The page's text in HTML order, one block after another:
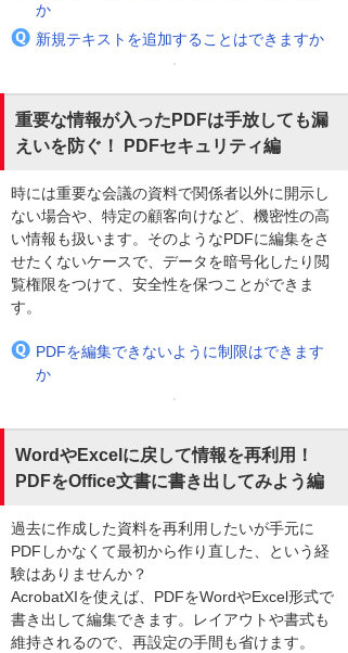
か
新規テキストを追加することはできますか
重要な情報が入ったPDFは手放しても漏
えいを防ぐ！ PDFセキュリティ編
時には重要な会議の資料で関係者以外に開示し
ない場合や、特定の顧客向けなど、機密性の高
い情報も扱います。そのようなPDFに編集をさ
せたくないケースで、データを暗号化したり閲
覧権限をつけて、安全性を保つことができま
す。
PDFを編集できないように制限はできます
か
WordやExcelに戻して情報を再利用！
PDFをOffice文書に書き出してみよう編
過去に作成した資料を再利用したいが手元に
PDFしかなくて最初から作り直した、という経
験はありませんか？
AcrobatXIを使えば、PDFをWordやExcel形式で
書き出して編集できます。レイアウトや書式も
維持されるので、再設定の手間も省けます。